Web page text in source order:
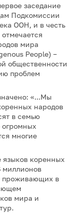
заседание
Подкомиссии
ООН, и в честь
мира
People) –
общественности
проблем
«...Мы
народов
в семью
многие
языков коренных
миллионов
проживающих в
мира и